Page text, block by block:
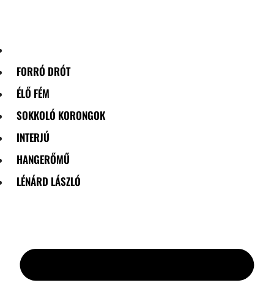
FORRÓ DRÓT
ÉLŐ FÉM
SOKKOLÓ KORONGOK
INTERJÚ
HANGERŐMŰ
LÉNÁRD LÁSZLÓ